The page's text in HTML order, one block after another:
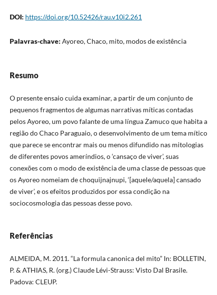
DOI: https://doi.org/10.52426/rau.v10i2.261
Palavras-chave: Ayoreo, Chaco, mito, modos de existência
Resumo
O presente ensaio cuida examinar, a partir de um conjunto de
pequenos fragmentos de algumas narrativas míticas contadas
pelos Ayoreo, um povo falante de uma língua Zamuco que habita a
região do Chaco Paraguaio, o desenvolvimento de um tema mítico
que parece se encontrar mais ou menos difundido nas mitologias
de diferentes povos ameríndios, o ‘cansaço de viver’, suas
conexões com o modo de existência de uma classe de pessoas que
os Ayoreo nomeiam de choquijnajnupi, ‘[aquele/aquela] cansado
de viver’, e os efeitos produzidos por essa condição na
sociocosmologia das pessoas desse povo.
Referências
ALMEIDA, M. 2011. “La formula canonica del mito” In: BOLLETIN,
P. & ATHIAS, R. (org.) Claude Lévi-Strauss: Visto Dal Brasile.
Padova: CLEUP.